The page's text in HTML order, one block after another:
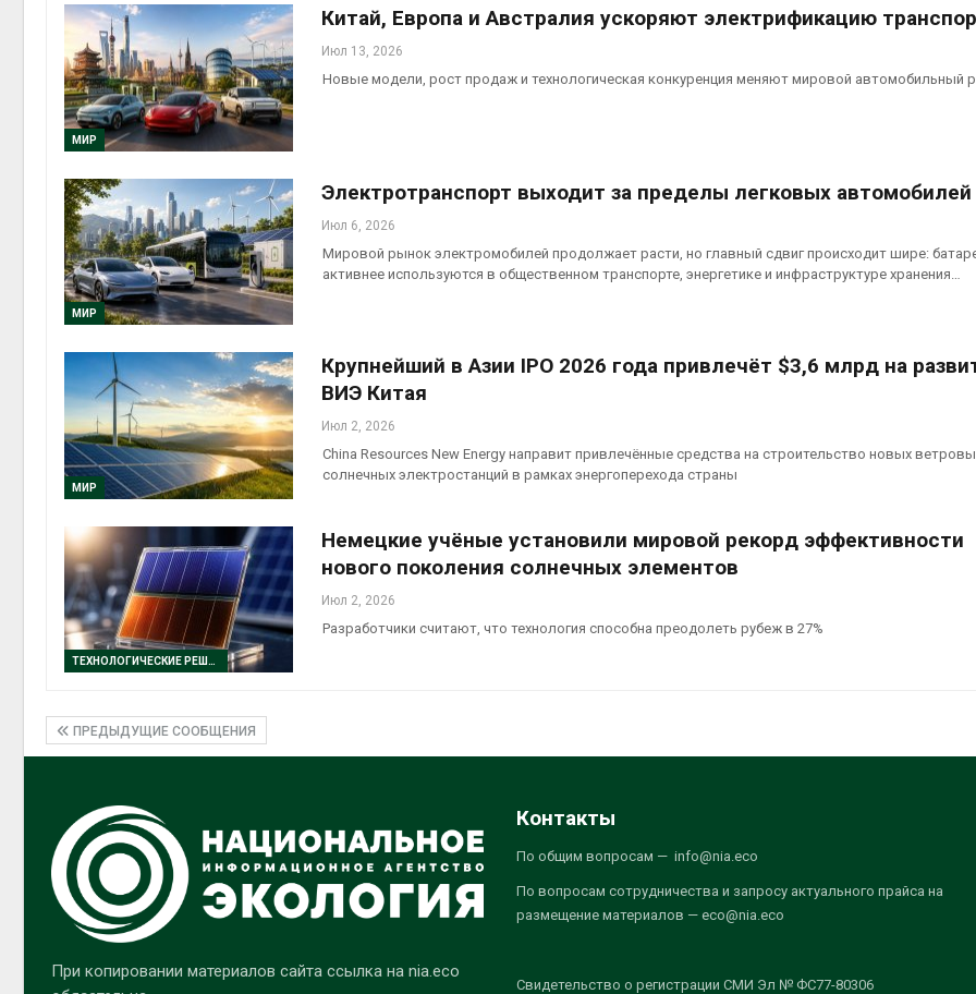
МИР
Китай, Европа и Австралия ускоряют электрификацию
Июл 13, 2026
Новые модели, рост продаж и технологическая конкуренция меняют мировой автомобильный
МИР
Электротранспорт выходит за пределы легковых автомобилей
Июл 6, 2026
Мировой рынок электромобилей продолжает расти, но главный сдвиг происходит шире:
активнее используются в общественном транспорте, энергетике и инфраструктуре хранения…
МИР
Крупнейший в Азии IPO 2026 года привлечёт $3,6 млрд на
ВИЭ Китая
Июл 2, 2026
China Resources New Energy направит привлечённые средства на строительство новых
солнечных электростанций в рамках энергоперехода страны
ТЕХНОЛОГИЧЕСКИЕ РЕШЕНИЯ
Немецкие учёные установили мировой рекорд эффективности
нового поколения солнечных элементов
Июл 2, 2026
Разработчики считают, что технология способна преодолеть рубеж в 27%
ПРЕДЫДУЩИЕ СООБЩЕНИЯ
При копировании материалов сайта ссылка на nia.eco
Контакты
По общим вопросам — info@nia.eco
По вопросам сотрудничества и запросу актуального прайса на
размещение материалов — eco@nia.eco
Свидетельство о регистрации СМИ Эл № ФС77-80306